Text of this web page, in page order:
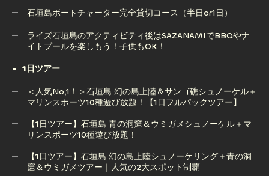
接集合でGoProレンタル無料
石垣島ボートチャーター完全貸切コース（半日or1日）
石垣島ボートチャーター完全貸切コース（半日or1日）
ライズ石垣島のアクティビティ後はSAZANAMIでBBQやナ
イトプールを楽しもう！子供もOK！
イトプールを楽しもう！子供もOK！
1日ツアー
＜人気No,1！＞石垣島 幻の島上陸＆サンゴ礁シュノーケル＋
マリンスポーツ10種遊び放題！【1日フルパックツアー】
＜人気No,1！＞石垣島 幻の島上陸＆サンゴ礁シュノーケル＋
【1日ツアー】石垣島 青の洞窟＆ウミガメシュノーケル＋マ
リンスポーツ10種遊び放題！
【1日ツアー】石垣島 青の洞窟＆ウミガメシュノーケル＋マ
【1日ツアー】石垣島 幻の島上陸シュノーケリング＋青の洞
窟＆ウミガメツアー｜人気の2大スポット制覇